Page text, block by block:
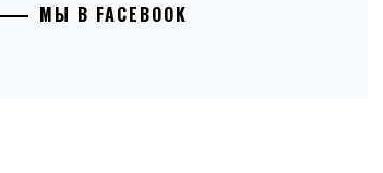
МЫ В FACEBOOK